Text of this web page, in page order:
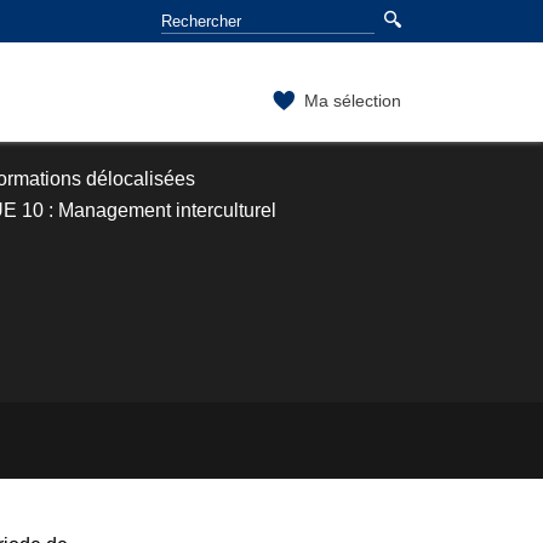
Ma sélection
délocalisées
10 : Management interculturel